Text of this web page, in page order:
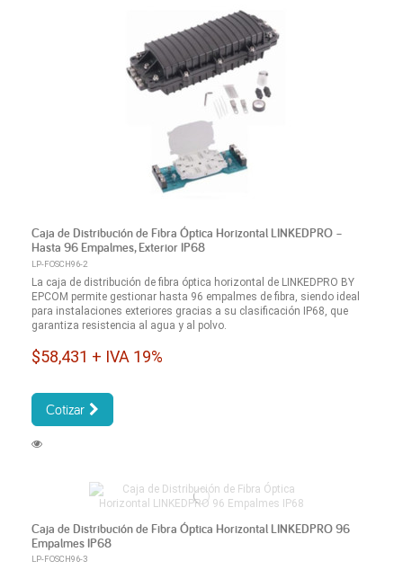
Caja de Distribución de Fibra Óptica Horizontal LINKEDPRO –
Hasta 96 Empalmes, Exterior IP68
LP-FOSCH96-2
La caja de distribución de fibra óptica horizontal de LINKEDPRO BY
EPCOM permite gestionar hasta 96 empalmes de fibra, siendo ideal
para instalaciones exteriores gracias a su clasificación IP68, que
garantiza resistencia al agua y al polvo.
$58,431 + IVA 19%
Cotizar
Caja de Distribución de Fibra Óptica Horizontal LINKEDPRO 96
Empalmes IP68
LP-FOSCH96-3